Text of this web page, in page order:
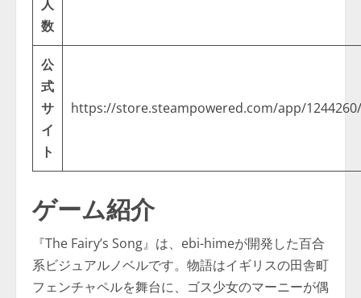
人
数
公
式
サ
イ
ト
https://store.steampowered.com/app/1244260/
ゲーム紹介
『The Fairy’s Song』は、ebi-himeが開発した百合
系ビジュアルノベルです。物語はイギリスの田舎町
フェンチャペルを舞台に、ゴス少女のマーニーが偶